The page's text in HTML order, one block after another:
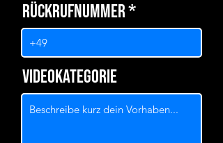
Rückrufnummer
Videokategorie